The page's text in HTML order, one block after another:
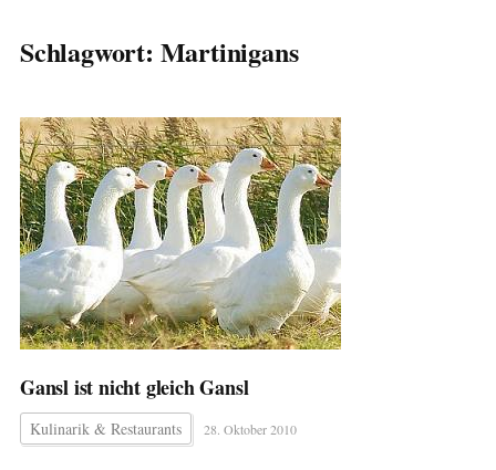
Schlagwort: Martinigans
Gansl ist nicht gleich Gansl
Kulinarik & Restaurants 28. Oktober 2010